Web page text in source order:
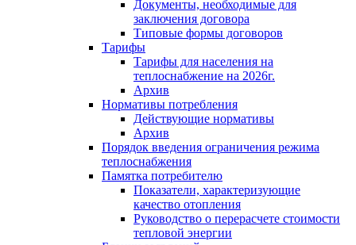
Документы, необходимые для
заключения договора
Типовые формы договоров
Тарифы
Тарифы для населения на
теплоснабжение на 2026г.
Архив
Нормативы потребления
Действующие нормативы
Архив
Порядок введения ограничения режима
теплоснабжения
Памятка потребителю
Показатели, характеризующие
качество отопления
Руководство о перерасчете стоимости
тепловой энергии